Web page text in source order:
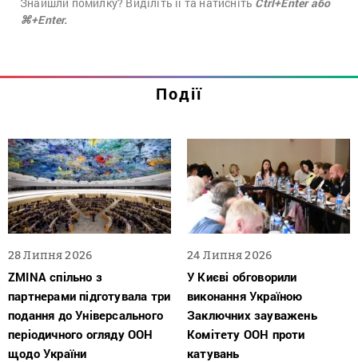
⌘+Enter.
Події
28 Липня 2026
ZMINA спільно з
партнерами підготувала три
подання до Універсального
періодичного огляду ООН
щодо України
24 Липня 2026
У Києві обговорили
виконання Україною
Заключних зауважень
Комітету ООН проти
катувань